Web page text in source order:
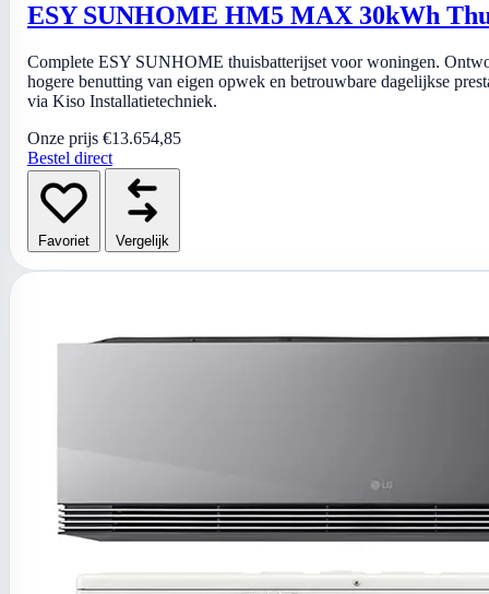
ESY SUNHOME HM5 MAX 30kWh
Complete ESY SUNHOME thuisbatterijset voor woningen.
hogere benutting van eigen opwek en betrouwbare dagelijkse
via Kiso Installatietechniek.
Onze prijs €13.654,85
Bestel direct
Favoriet Vergelijk